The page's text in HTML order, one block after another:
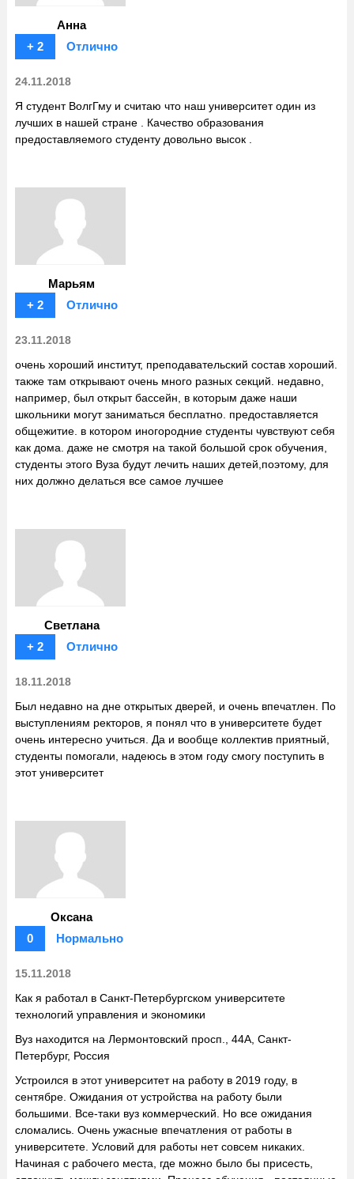
Анна
+ 2
Отлично
24.11.2018
Я студент ВолгГму и считаю что наш университет один из
лучших в нашей стране . Качество образования
предоставляемого студенту довольно высок .
Марьям
+ 2
Отлично
23.11.2018
очень хороший институт, преподавательский состав хороший.
также там открывают очень много разных секций. недавно,
например, был открыт бассейн, в которым даже наши
школьники могут заниматься бесплатно. предоставляется
общежитие. в котором иногородние студенты чувствуют себя
как дома. даже не смотря на такой большой срок обучения,
студенты этого Вуза будут лечить наших детей,поэтому, для
них должно делаться все самое лучшее
Светлана
+ 2
Отлично
18.11.2018
Был недавно на дне открытых дверей, и очень впечатлен. По
выступлениям ректоров, я понял что в университете будет
очень интересно учиться. Да и вообще коллектив приятный,
студенты помогали, надеюсь в этом году смогу поступить в
этот университет
Оксана
0
Нормально
15.11.2018
Как я работал в Санкт-Петербургском университете
технологий управления и экономики
Вуз находится на Лермонтовский просп., 44А, Санкт-
Петербург, Россия
Устроился в этот университет на работу в 2019 году, в
сентябре. Ожидания от устройства на работу были
большими. Все-таки вуз коммерческий. Но все ожидания
сломались. Очень ужасные впечатления от работы в
университете. Условий для работы нет совсем никаких.
Начиная с рабочего места, где можно было бы присесть,